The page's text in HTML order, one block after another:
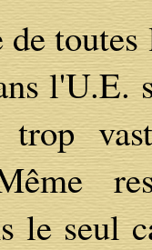
trop
le seul